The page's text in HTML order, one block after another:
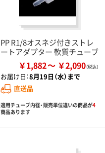
PP R1/8オスネジ付きストレ
ートアダプター 軟質チューブ
￥1,882 ￥2,090
お届け日：8月19日（水）まで
直送品
適用チューブ内径・販売単位違いの商品が4
商品あります